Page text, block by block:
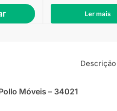
Ler mais
Descrição
Móveis – 34021